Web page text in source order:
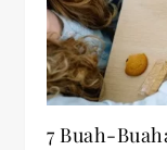
7 Buah-